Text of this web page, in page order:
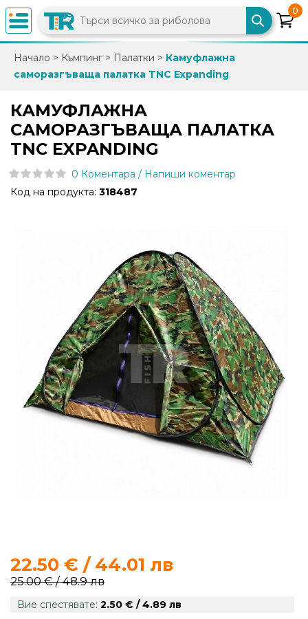
×
0882
086
info@trfish.com
Вход
продукти
Захранки
добавки
за
0
Начало > Къмпинг> Палатки > Камуфлажна
саморазгъваща палатка TNC Expanding
КАМУФЛАЖНА
САМОРАЗГЪВАЩА ПАЛАТКА
TNC EXPANDING
0 Коментара / Напиши коментар
Код на продукта: 318487
22.50 € / 44.01 лв
25.00 € / 48.9 лв
Вие спестявате: 2.50 € / 4.89 лв